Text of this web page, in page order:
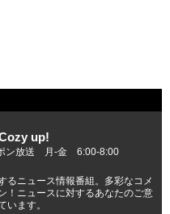
up!
ン放送 月-金 6:00-8:00
るニュース情報番組。多彩なコメ
！ニュースに対するあなたのご意
います。